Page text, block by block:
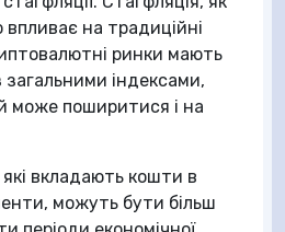
на традиційні
ринки мають
загальними індексами,
може поширитися і на
вкладають кошти в
можуть бути більш